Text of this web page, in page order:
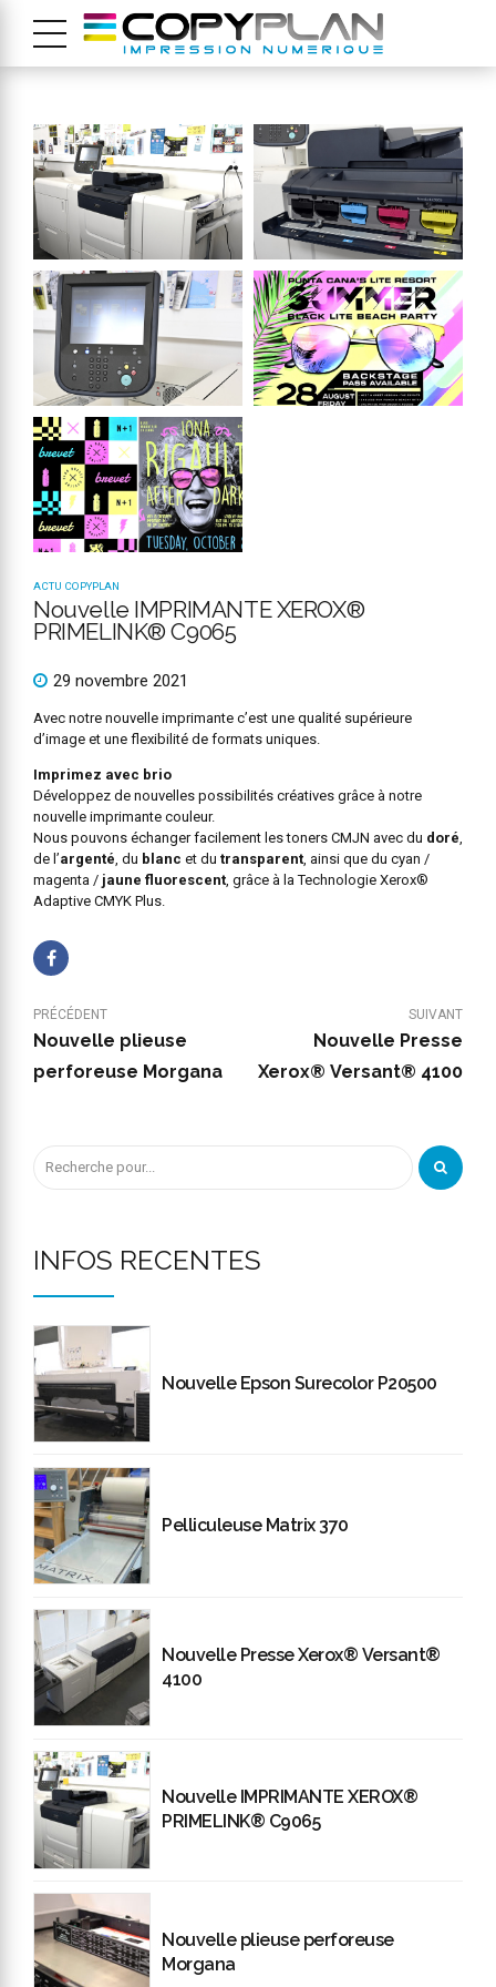
ACTU COPYPLAN
Nouvelle IMPRIMANTE XEROX®
PRIMELINK® C9065
29 novembre 2021
Avec notre nouvelle imprimante c’est une qualité supérieure
d’image et une flexibilité de formats uniques.
Imprimez avec brio
Développez de nouvelles possibilités créatives grâce à notre
nouvelle imprimante couleur.
Nous pouvons échanger facilement les toners CMJN avec du doré
de l’argenté , du blanc et du transparent , ainsi que du cyan /
magenta / jaune fluorescent , grâce à la Technologie Xerox®
Adaptive CMYK Plus.
PRÉCÉDENT
Nouvelle plieuse
perforeuse Morgana
SUIVANT
Nouvelle Presse
Xerox® Versant® 4100
INFOS RECENTES
Nouvelle Epson Surecolor P20500
Pelliculeuse Matrix 370
Nouvelle Presse Xerox® Versant®
4100
Nouvelle IMPRIMANTE XEROX®
PRIMELINK® C9065
Nouvelle plieuse perforeuse
Morgana